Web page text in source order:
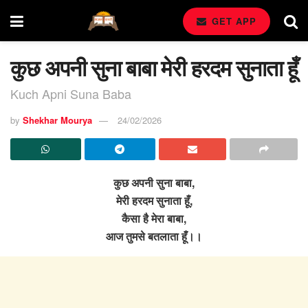
GET APP
कुछ अपनी सुना बाबा मेरी हरदम सुनाता हूँ
Kuch Apni Suna Baba
by Shekhar Mourya 24/02/2026
कुछ अपनी सुना बाबा,
मेरी हरदम सुनाता हूँ,
कैसा है मेरा बाबा,
आज तुमसे बतलाता हूँ।।